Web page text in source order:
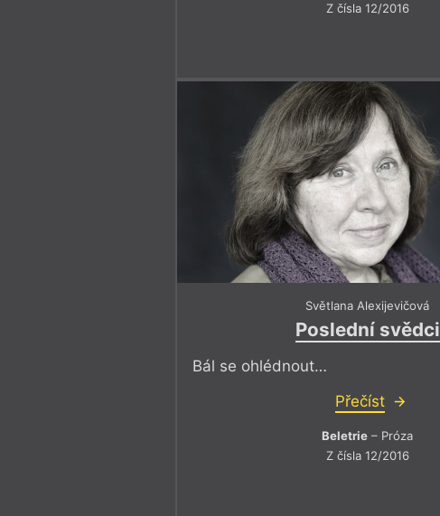
Z čísla 12/2016
Světlana Alexijevičová
Poslední svědci
Bál se ohlédnout…
Přečíst
Beletrie – Próza
Z čísla 12/2016